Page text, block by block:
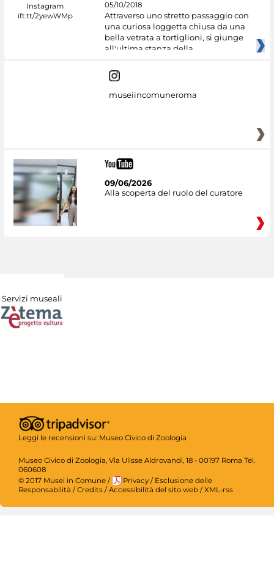
05/10/2018
Attraverso uno stretto passaggio con
una curiosa loggetta chiusa da una
bella vetrata a tortiglioni, si giunge
all'ultima stanza della
museiincomuneroma
09/06/2026
Alla scoperta del ruolo del curatore
Servizi museali
Leggi le recensioni su: Museo Civico di Zoologia
Museo Civico di Zoologia, Via Ulisse Aldrovandi, 18 - 00197 Roma Tel.
060608
© 2017 Musei in Comune / Privacy / Esclusione delle
Responsabilità /Credits /Accessibilità del sito web /XML-rss